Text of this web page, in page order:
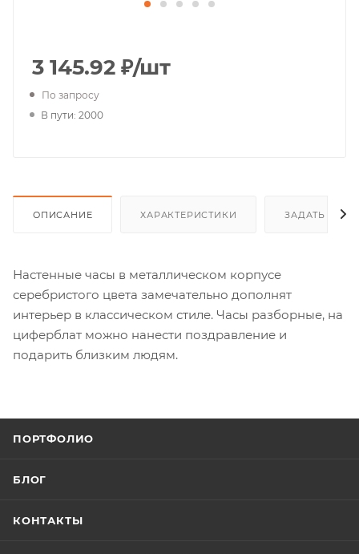
3 145.92 ₽/шт
По запросу
В пути: 2000
ОПИСАНИЕ ХАРАКТЕРИСТИКИ ЗАДАТЬ
Настенные часы в металлическом корпусе
серебристого цвета замечательно дополнят
интерьер в классическом стиле. Часы разборные, на
циферблат можно нанести поздравление и
подарить близким людям.
ПОРТФОЛИО
БЛОГ
КОНТАКТЫ